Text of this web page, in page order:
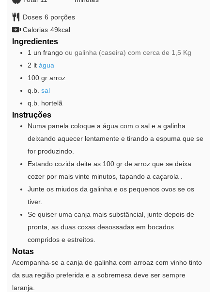
Doses 6 porções
Calorias 49 kcal
Ingredientes
1 un frango ou galinha (caseira) com cerca de 1,5 Kg
2 lt água
100 gr arroz
q.b. sal
q.b.
hortelã
Instruções
Numa panela coloque a água com o sal e a galinha
deixando aquecer lentamente e tirando a espuma que se
for produzindo.
Estando cozida deite as 100 gr de arroz que se deixa
cozer por mais vinte minutos, tapando a caçarola .
Junte os miudos da galinha e os pequenos ovos se os
tiver.
Se quiser uma canja mais substâncial, junte depois de
pronta, as duas coxas desossadas em bocados
compridos e estreitos.
Notas
Acompanha-se a canja de galinha com arroaz com vinho tinto
da sua região preferida e a sobremesa deve ser sempre
laranja.